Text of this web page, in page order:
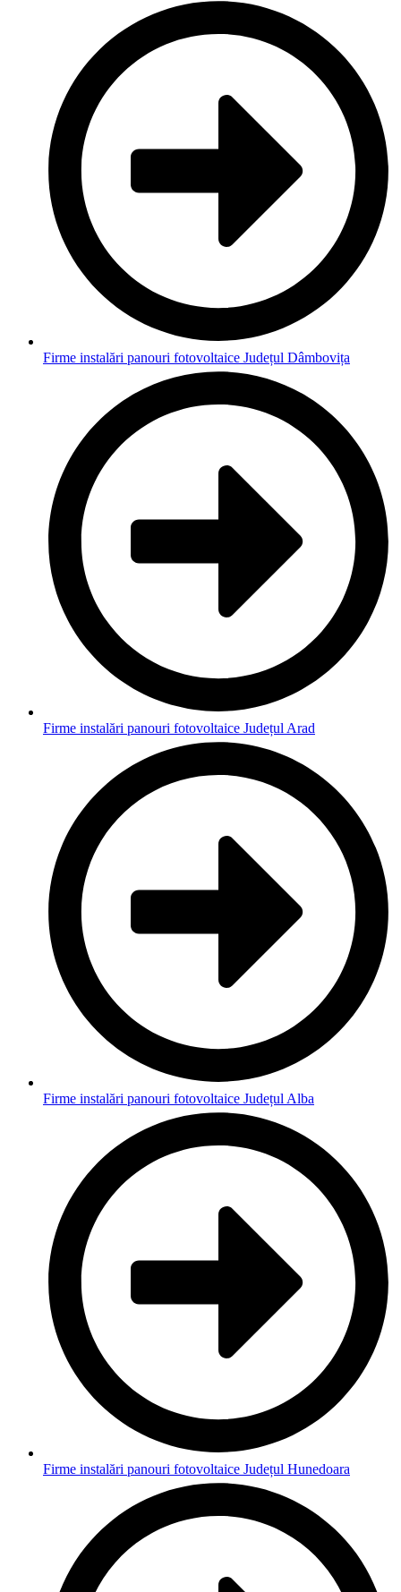
Firme instalări panouri fotovoltaice Județul Dâmbovița
Firme instalări panouri fotovoltaice Județul Arad
Firme instalări panouri fotovoltaice Județul Alba
Firme instalări panouri fotovoltaice Județul Hunedoara